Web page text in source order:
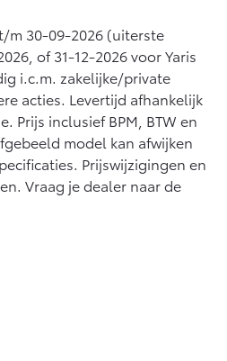
m 30-09-2026 (uiterste
of 31-12-2026 voor Yaris
i.c.m. zakelijke/private
acties. Levertijd afhankelijk
Prijs inclusief BPM, BTW en
model kan afwijken
Prijswijzigingen en
Vraag je dealer naar de